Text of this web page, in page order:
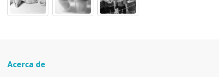
Acerca de